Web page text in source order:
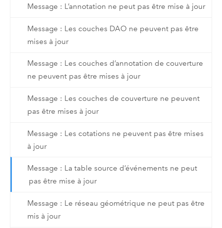
Message : L’annotation ne peut pas être mise à jour
Message : Les couches DAO ne peuvent pas être
mises à jour
Message : Les couches d’annotation de couverture
ne peuvent pas être mises à jour
Message : Les couches de couverture ne peuvent
pas être mises à jour
Message : Les cotations ne peuvent pas être mises
à jour
Message : La table source d’événements ne peut
pas être mise à jour
Message : Le réseau géométrique ne peut pas être
mis à jour